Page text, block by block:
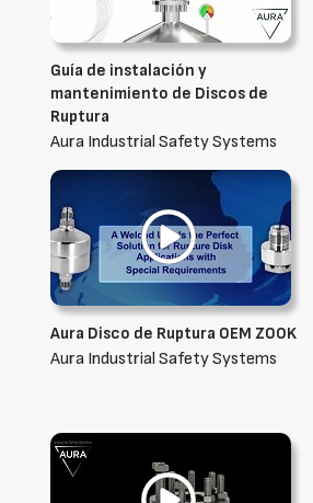
Guía de instalación y
mantenimiento de Discos de
Ruptura
Aura Industrial Safety Systems
Aura Disco de Ruptura OEM ZOOK
Aura Industrial Safety Systems